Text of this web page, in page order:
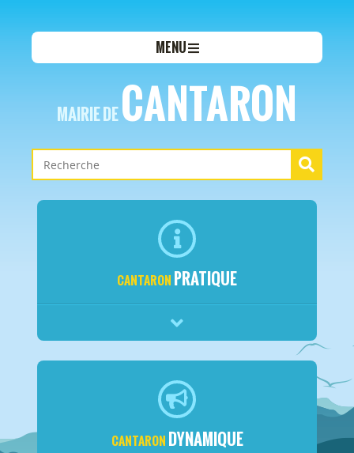
MENU
MAIRIE DECANTARON
CANTARON PRATIQUE
CANTARON DYNAMIQUE